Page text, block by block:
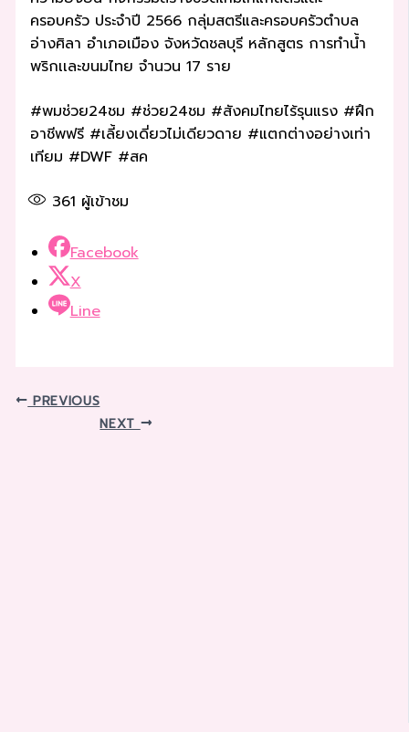
ครอบครัว ประจำปี 2566 กลุ่มสตรีและครอบครัวตำบล
อ่างศิลา อำเภอเมือง จังหวัดชลบุรี หลักสูตร การทำน้ำ
พริกเเละขนมไทย จำนวน 17 ราย
#พมช่วย24ชม #ช่วย24ชม #สังคมไทยไร้รุนแรง #ฝึก
อาชีพฟรี #เลี้ยงเดี่ยวไม่เดียวดาย #แตกต่างอย่างเท่า
เทียม #DWF #สค
361 ผู้เข้าชม
Facebook
X
Line
PREVIOUS
NEXT